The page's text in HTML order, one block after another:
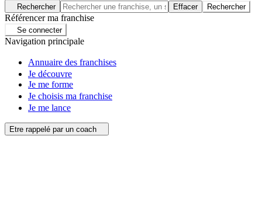
Rechercher Effacer Rechercher
Référencer ma franchise
Se connecter
Navigation principale
Annuaire des franchises
Je découvre
Je me forme
Je choisis ma franchise
Je me lance
Etre rappelé par un coach